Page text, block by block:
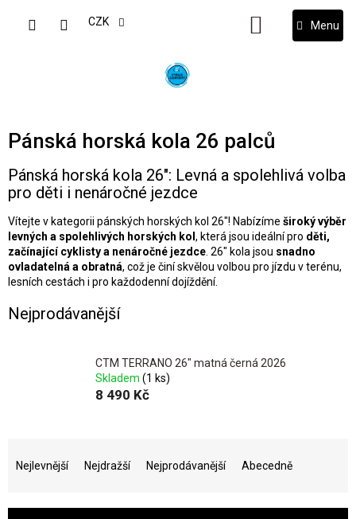
CZK
NÁKUPNÍ
KOŠÍK
Pánská horská kola 26 palců
Pánská horská kola 26": Levná a spolehlivá volba
pro děti i nenáročné jezdce
Vítejte v kategorii pánských horských kol 26"! Nabízíme široký výběr
levných a spolehlivých horských kol , která jsou ideální pro děti,
začínající cyklisty a nenáročné jezdce. 26" kola jsou snadno
ovladatelná a obratná, což je činí skvělou volbou pro jízdu v terénu,
lesních cestách i pro každodenní dojíždění.
Nejprodávanější
CTM TERRANO 26" matná černá 2026
Skladem (1 ks)
8 490 Kč
Nejlevnější Nejdražší Nejprodávanější Abecedně